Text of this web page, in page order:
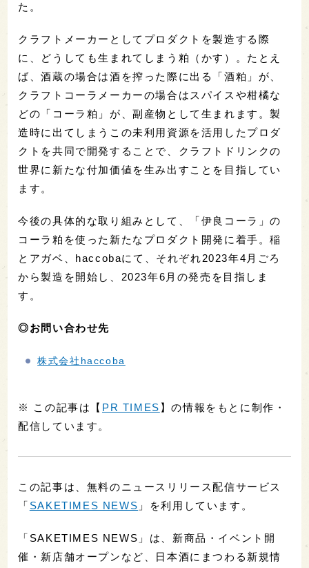
た。
クラフトメーカーとしてプロダクトを製造する際
に、どうしても生まれてしまう粕（かす）。たとえ
ば、酒蔵の場合は酒を搾った際に出る「酒粕」が、
クラフトコーラメーカーの場合はスパイスや柑橘な
どの「コーラ粕」が、副産物として生まれます。製
造時に出てしまうこの未利用資源を活用したプロダ
クトを共同で開発することで、クラフトドリンクの
世界に新たな付加価値を生み出すことを目指してい
ます。
今後の具体的な取り組みとして、「伊良コーラ」の
コーラ粕を使った新たなプロダクト開発に着手。稲
とアガベ、haccobaにて、それぞれ2023年4月ごろ
から製造を開始し、2023年6月の発売を目指しま
す。
◎お問い合わせ先
株式会社haccoba
※ この記事は【 PR TIMES 】の情報をもとに制作・
配信しています。
この記事は、無料のニュースリリース配信サービス
「 SAKETIMES NEWS 」を利用しています。
「SAKETIMES NEWS」は、新商品・イベント開
催・新店舗オープンなど、日本酒にまつわる新規情